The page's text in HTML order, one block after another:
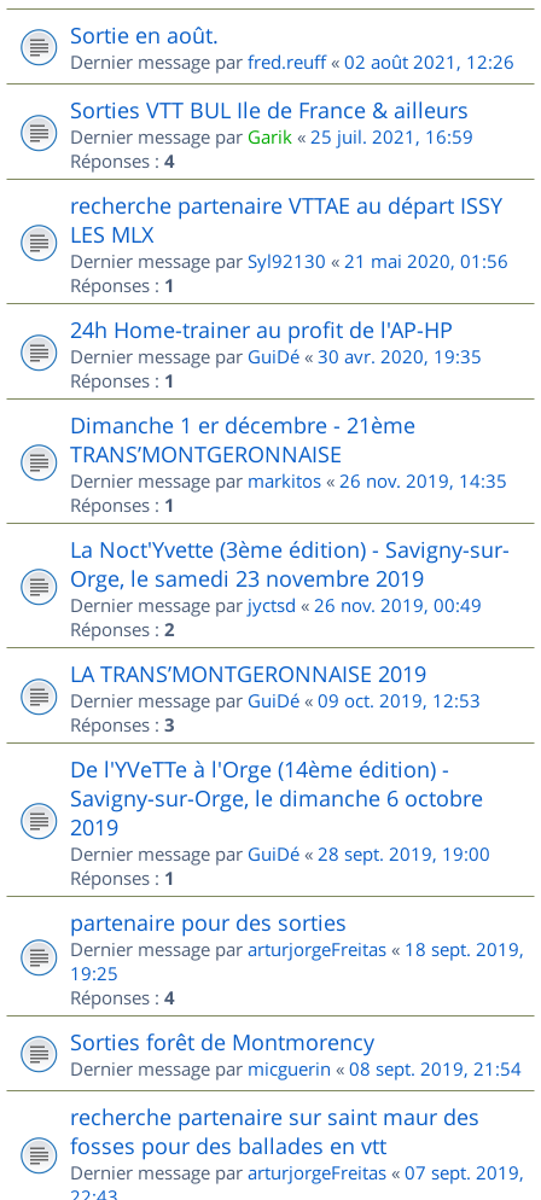
Sortie en août.
Dernier message par fred.reuff« 02 août 2021, 12:26
Sorties VTT BUL Ile de France & ailleurs
Dernier message par Garik « 25 juil. 2021, 16:59
Réponses : 4
recherche partenaire VTTAE au départ ISSY
LES MLX
Dernier message par Syl92130 « 21 mai 2020, 01:56
Réponses : 1
24h Home-trainer au profit de l'AP-HP
Dernier message par GuiDé « 30 avr. 2020, 19:35
Réponses : 1
Dimanche 1 er décembre - 21ème
TRANS’MONTGERONNAISE
Dernier message par markitos « 26 nov. 2019, 14:35
Réponses : 1
La Noct'Yvette (3ème édition) - Savigny-sur-
Orge, le samedi 23 novembre 2019
Dernier message par jyctsd « 26 nov. 2019, 00:49
Réponses : 2
LA TRANS’MONTGERONNAISE 2019
Dernier message par GuiDé « 09 oct. 2019, 12:53
Réponses : 3
De l'YVeTTe à l'Orge (14ème édition) -
Savigny-sur-Orge, le dimanche 6 octobre
2019
Dernier message par GuiDé « 28 sept. 2019, 19:00
Réponses : 1
partenaire pour des sorties
Dernier message par arturjorgeFreitas « 18 sept. 2019,
19:25
Réponses : 4
Sorties forêt de Montmorency
Dernier message par micguerin « 08 sept. 2019, 21:54
recherche partenaire sur saint maur des
fosses pour des ballades en vtt
Dernier message par arturjorgeFreitas « 07 sept. 2019,